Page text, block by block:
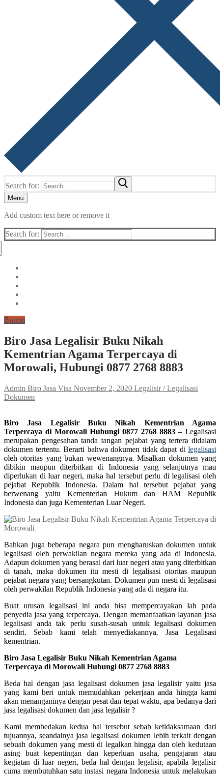
Search for:
Menu
Add custom text here or remove it
Search for:
Button
Biro Jasa Legalisir Buku Nikah
Kementrian Agama Terpercaya di
Morowali, Hubungi 0877 2768 8883
Admin Biro Jasa Visa November 2, 2020 Legalisir / Legalisasi
Dokumen
Biro Jasa Legalisir Buku Nikah Kementrian Agama
Terpercaya di Morowali Hubungi 0877 2768 8883 – Legalisasi
merupakan pengesahan tanda tangan pejabat yang tertera didalam
dokumen tertentu. Berarti bahwa dokumen tidak dapat di legalisasi
oleh otoritas yang bukan wewenangnya. Misalkan dokumen yang
dibikin maupun diterbitkan di Indonesia yang selanjutnya mau
diperlukan di luar negeri, maka hal tersebut perlu di legalisasi oleh
pejabat Republik Indonesia. Dalam hal tersebut pejabat yang
berwenang yaitu Kementerian Hukum dan HAM Republik
Indonesia dan juga Kementerian Luar Negeri.
Bahkan juga beberapa negara pun mengharuskan dokumen untuk
legalisasi oleh perwakilan negara mereka yang ada di Indonesia.
Adapun dokumen yang berasal dari luar negeri atau yang diterbitkan
di tanah, maka dokumen itu mesti di legalisasi otoritas maupun
pejabat negara yang bersangkutan. Dokumen pun mesti di legalisasi
oleh perwakilan Republik Indonesia yang ada di negara itu.
Buat urusan legalisasi ini anda bisa mempercayakan lah pada
penyedia jasa yang terpercaya. Dengan memanfaatkan layanan jasa
legalisasi anda tak perlu susah-susah untuk legalisasi dokumen
sendiri. Sebab kami telah menyediakannya. Jasa Legalisasi
kementrian.
Biro Jasa Legalisir Buku Nikah Kementrian Agama
Terpercaya di Morowali Hubungi 0877 2768 8883
Beda hal dengan jasa legalisasi dokumen jasa legalisir yaitu jasa
yang kami beri untuk memudahkan pekerjaan anda hingga kami
akan menanganinya dengan pesat dan tepat waktu, apa bedanya dari
jasa legalisasi dokumen dan jasa legalisir ?
Kami membedakan kedua hal tersebut sebab ketidaksamaan dari
tujuannya, seandainya jasa legalisasi dokumen lebih terkait dengan
sebuah dokumen yang mesti di legalkan hingga dan oleh kedutaan
asing buat kepentingan dan keperluan usaha, pengajaran atau
kegiatan di luar negeri, beda hal dengan legalisir, apabila legalisir
cuma membutuhkan satu instasi negara Indonesia untuk melakukan